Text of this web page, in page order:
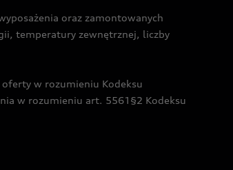
oraz zamontowanych
temperatury zewnętrznej, liczby
w rozumieniu Kodeksu
w rozumieniu art. 5561§2 Kodeksu